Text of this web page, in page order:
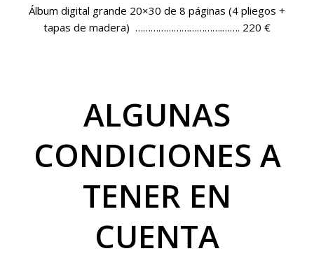
Álbum digital grande 20×30 de 8 páginas (4 pliegos +
tapas de madera) …………………………….……. 220 €
ALGUNAS
CONDICIONES A
TENER EN
CUENTA